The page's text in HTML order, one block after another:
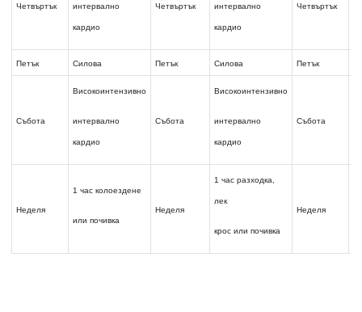
Четвъртък интервално
кардио
Четвъртък интервално
кардио
Четвъртък
Петък Силова Петък Силова Петък
Събота
Високоинтензивно
интервално
кардио
Събота
Високоинтензивно
интервално
кардио
Събота
Неделя
1 час колоездене
или почивка
Неделя
1 час разходка,
лек
крос или почивка
Неделя